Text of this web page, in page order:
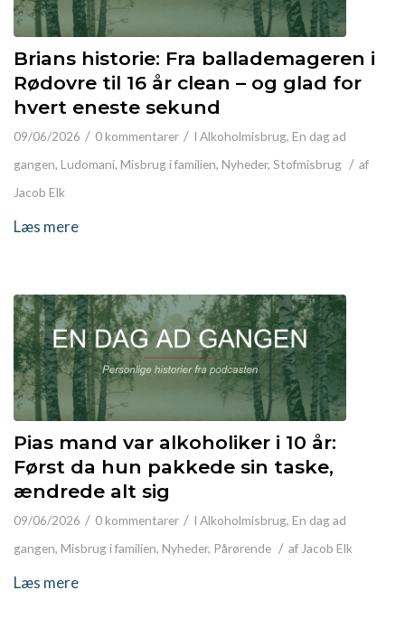
Brians historie: Fra ballademageren i
Rødovre til 16 år clean – og glad for
hvert eneste sekund
09/06/2026 / 0 kommentarer / I Alkoholmisbrug, En dag ad
gangen, Ludomani, Misbrug i familien, Nyheder, Stofmisbrug / af
Jacob Elk
Læs mere
Pias mand var alkoholiker i 10 år:
Først da hun pakkede sin taske,
ændrede alt sig
09/06/2026 / 0 kommentarer / I Alkoholmisbrug, En dag ad
gangen, Misbrug i familien, Nyheder, Pårørende / af Jacob Elk
Læs mere